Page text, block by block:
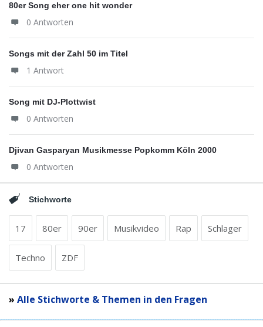
80er Song eher one hit wonder
0 Antworten
Songs mit der Zahl 50 im Titel
1 Antwort
Song mit DJ-Plottwist
0 Antworten
Djivan Gasparyan Musikmesse Popkomm Köln 2000
0 Antworten
Stichworte
17 80er 90er Musikvideo Rap Schlager
Techno ZDF
» Alle Stichworte & Themen in den Fragen